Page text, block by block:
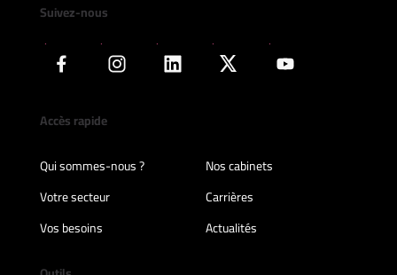
Suivez-nous
Accès rapide
Qui sommes-nous ?
Nos cabinets
Votre secteur
Carrières
Vos besoins
Actualités